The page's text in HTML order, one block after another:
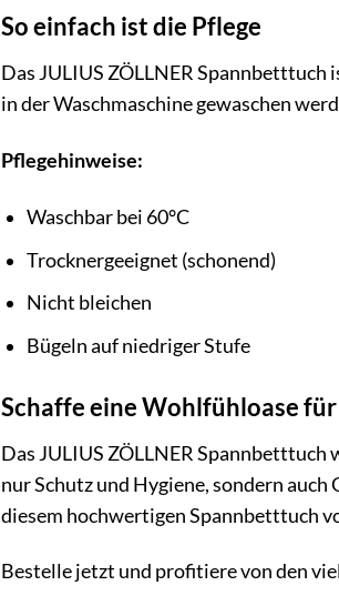
So einfach ist die Pflege
Das JULIUS ZÖLLNER
in der Waschmaschine gewaschen
Pflegehinweise:
Waschbar bei 60°C
Trocknergeeignet (schonend)
Nicht bleichen
Bügeln auf niedriger Stufe
Schaffe eine Wohlfühloase
Das JULIUS ZÖLLNER
nur Schutz und Hygiene, sondern
diesem hochwertigen Spannbetttuch
Bestelle jetzt und profitiere von den